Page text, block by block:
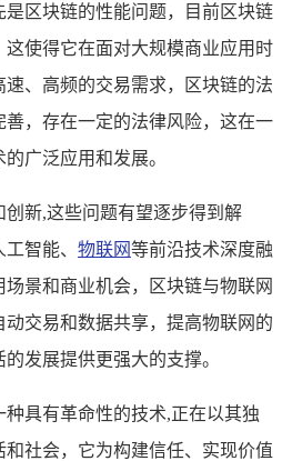
区块链的性能问题，目前区块链
使得它在面对大规模商业应用时
、高频的交易需求，区块链的法
，存在一定的法律风险，这在一
广泛应用和发展。
创新,这些问题有望逐步得到解
智能、 物联网等前沿技术深度融
景和商业机会，区块链与物联网
交易和数据共享，提高物联网的
发展提供更强大的支撑。
种具有革命性的技术,正在以其独
社会，它为构建信任、实现价值